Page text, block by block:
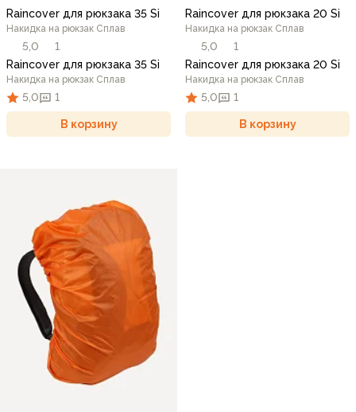
Raincover для рюкзака 35 Si
Накидка на рюкзак Сплав
5,0
1
Raincover для рюкзака 35 Si
Накидка на рюкзак Сплав
5,0 1
В корзину
Raincover для рюкзака 20 Si
Накидка на рюкзак Сплав
5,0
1
Raincover для рюкзака 20 Si
Накидка на рюкзак Сплав
5,0 1
В корзину